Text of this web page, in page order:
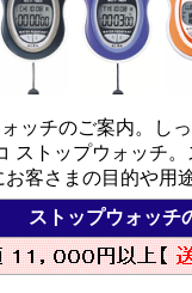
ッチのご案内。し
ストップウォッチ
客さまの目的や
ストップウォッチ